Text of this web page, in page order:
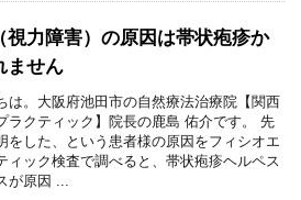
視力障害）の原因は帯状疱疹か
ません
は。大阪府池田市の自然療法治療院【関西
ラクティック】院長の鹿島 佑介です。 先
をした、という患者様の原因をフィシオエ
ィック検査で調べると、帯状疱疹ヘルペス
が原因 ...